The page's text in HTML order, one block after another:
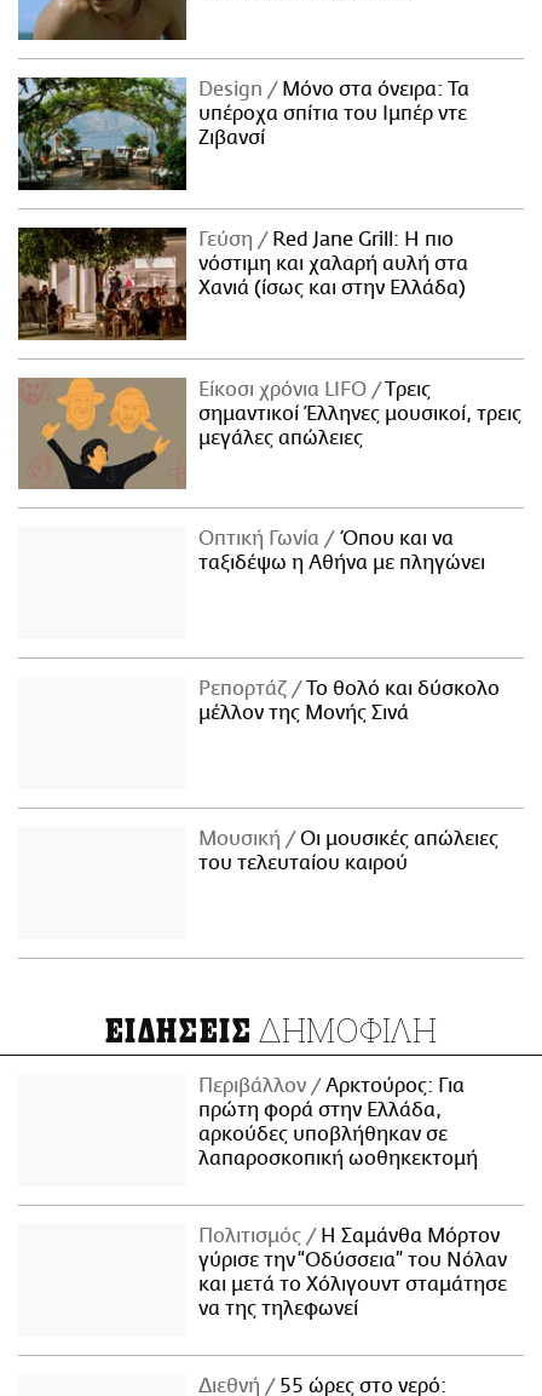
Design
Μόνο στα όνειρα: Τα
υπέροχα σπίτια του Ιμπέρ ντε
Ζιβανσί
Γεύση
Red Jane Grill: Η πιο
νόστιμη και χαλαρή αυλή στα
Χανιά (ίσως και στην Ελλάδα)
Είκοσι χρόνια LIFO
Tρεις
σημαντικοί Έλληνες μουσικοί, τρεις
μεγάλες απώλειες
Οπτική Γωνία
Όπου και να
ταξιδέψω η Αθήνα με πληγώνει
Ρεπορτάζ
Το θολό και δύσκολο
μέλλον της Μονής Σινά
Μουσική
Οι μουσικές απώλειες
του τελευταίου καιρού
ΕΙΔΗΣΕΙΣ ΔΗΜΟΦΙΛΗ
Περιβάλλον
Αρκτούρος: Για
πρώτη φορά στην Ελλάδα,
αρκούδες υποβλήθηκαν σε
λαπαροσκοπική ωοθηκεκτομή
Πολιτισμός
Η Σαμάνθα Μόρτον
γύρισε την “Οδύσσεια” του Νόλαν
και μετά το Χόλιγουντ σταμάτησε
να της τηλεφωνεί
Διεθνή 55 ώρες στο νερό: